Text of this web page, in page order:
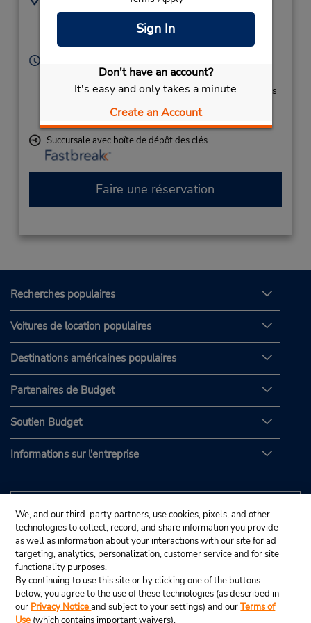
Sign In
Don't have an account?
It's easy and only takes a minute
Create an Account
1001 Westbrook St,
United States
2078747521
Corporate
Sun - Sat 6:00 AM - 12:00 AM
Si vous arrivez, le comptoir de location se trouve dans
le terminal à une courte distance de marche du
Succursale avec boîte de dépôt des clés
Faire une réservation
Recherches populaires
Voitures de location populaires
Destinations américaines populaires
Partenaires de Budget
Soutien Budget
Informations sur l'entreprise
We, and our third-party partners, use cookies, pixels, and other
technologies to collect, record, and share information you provide
as well as information about your interactions with our site for ad
targeting, analytics, personalization, customer service and for site
functionality purposes.
By continuing to use this site or by clicking one of the buttons
below, you agree to the use of these technologies (as described in
our Privacy Noticeand subject to your settings) and ourTerms of
Use (which contains important waivers).